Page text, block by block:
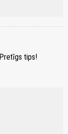
tips!